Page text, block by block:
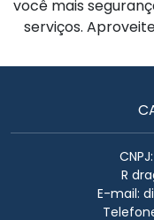
você mais
serviços.
R
E-mail: